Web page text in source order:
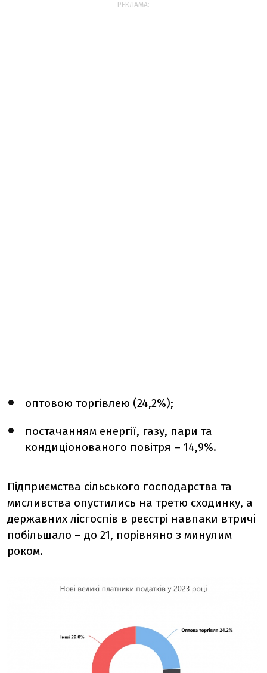
РЕКЛАМА:
оптовою торгівлею (24,2%);
постачанням енергії, газу, пари та
кондиціонованого повітря – 14,9%.
Підприємства сільського господарства та
мисливства опустились на третю сходинку, а
державних лісгоспів в реєстрі навпаки втричі
побільшало – до 21, порівняно з минулим
роком.